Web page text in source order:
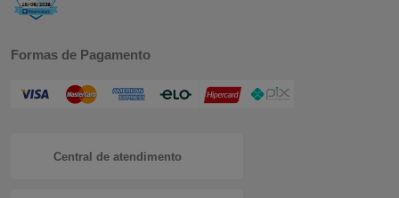
Formas de Pagamento
Central de atendimento